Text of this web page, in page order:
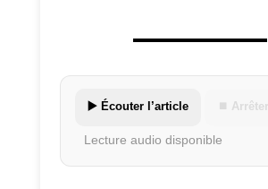
▶️ Écouter l’article ⏹ Arrêter
Lecture audio disponible